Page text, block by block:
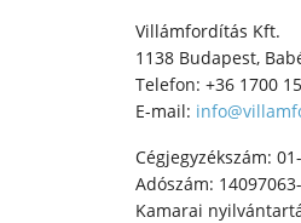
Villámfordítás Kft.
1138 Budapest,
Telefon: +36 1700
E-mail:
Cégjegyzékszám:
Adószám:
Kamarai